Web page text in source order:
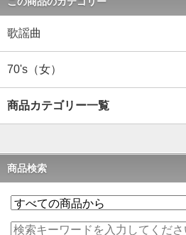
歌謡曲
70's（女）
商品カテゴリー一覧
商品検索